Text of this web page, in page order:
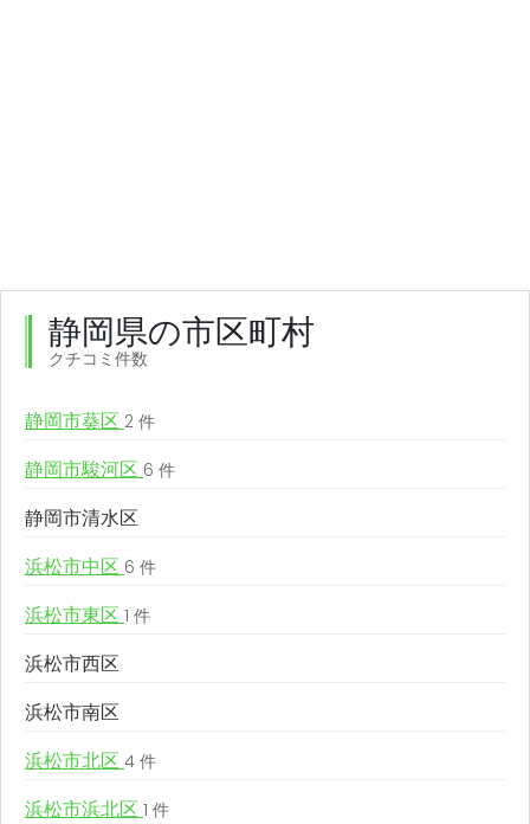
静岡県の市区町村
クチコミ件数
静岡市葵区 2 件
静岡市駿河区 6 件
静岡市清水区
浜松市中区 6 件
浜松市東区 1 件
浜松市西区
浜松市南区
浜松市北区 4 件
浜松市浜北区 1 件